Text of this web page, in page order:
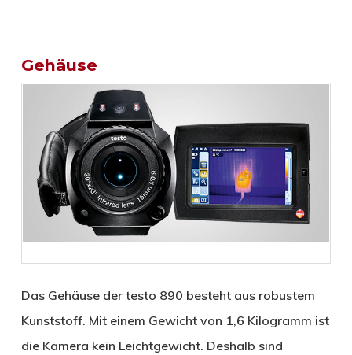
Gehäuse
Das Gehäuse der testo 890 besteht aus robustem
Kunststoff. Mit einem Gewicht von 1,6 Kilogramm ist
die Kamera kein Leichtgewicht. Deshalb sind